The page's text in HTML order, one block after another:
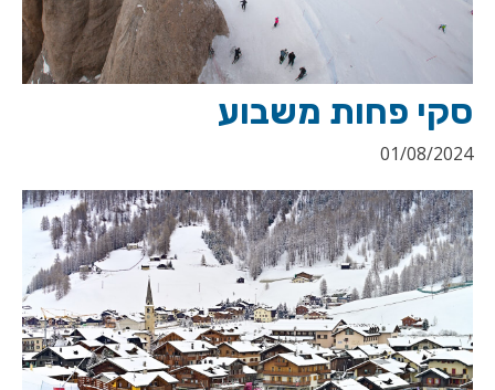
סקי פחות משבוע
01/08/2024